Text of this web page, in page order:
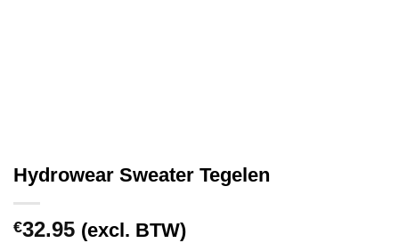
Hydrowear Sweater Tegelen
€32.95 (excl. BTW)